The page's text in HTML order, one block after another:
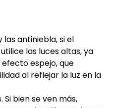
las antiniebla, si el
las luces altas, ya
espejo, que
al reflejar la luz en la
bien se ven más,